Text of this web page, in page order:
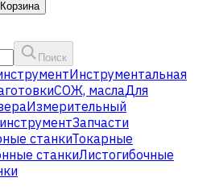
Корзина
Поиск
Инструментальная
СОЖ, маслаДля
Измерительный
Запчасти
станкиТокарные
станкиЛистогибочные